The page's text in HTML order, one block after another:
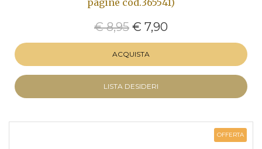
pagine cod.365541)
€ 8,95 € 7,90
ACQUISTA
LISTA DESIDERI
OFFERTA